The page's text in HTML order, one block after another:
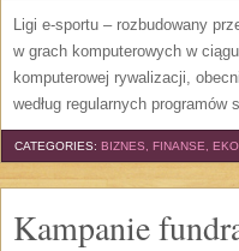
Ligi e-sportu – rozbudowany
w grach komputerowych w
komputerowej rywalizacji,
według regularnych
CATEGORIES: BIZNES, FINANSE,
Kampanie